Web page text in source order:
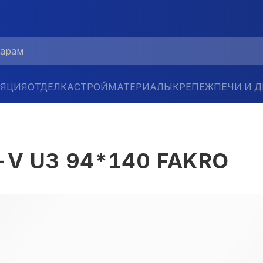
ОТДЕЛКАСТРОЙМАТЕРИАЛЫКРЕПЕЖПЕЧИ И
U3 94*140 FAKRO